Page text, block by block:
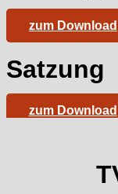
zum Download
Satzung
zum Download